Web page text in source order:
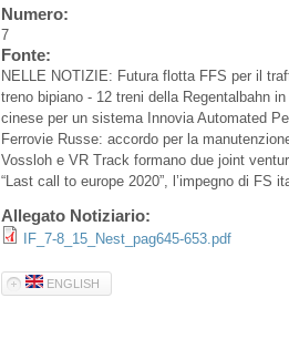
Numero:
7
Fonte:
NELLE NOTIZIE: Futura flotta FFS per il
treno bipiano - 12 treni della Regentalbahn in
cinese per un sistema InnoviaAutomated
Ferrovie Russe: accordo per la
Vossloh e VR Track formano due joint
“Last call to europe 2020”, l’impegno di FS
Allegato Notiziario:
IF_7-8_15_Nest_pag645-653.pdf
ENGLISH